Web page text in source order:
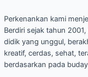
Perkenankan kami
Berdiri sejak tahun
didik yang unggul,
kreatif, cerdas, sehat,
berdasarkan pada